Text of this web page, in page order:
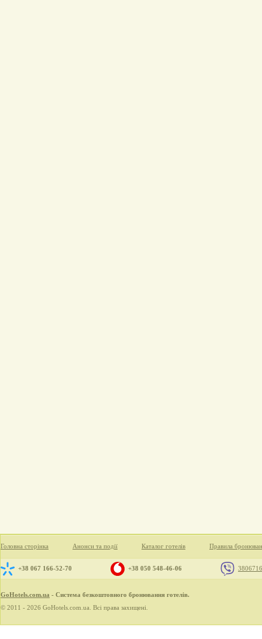
Головна сторінка Анонси та події Каталог готелів Правила
+38 067 166-52-70 +38 050 548-46-06
GoHotels.com.ua - Система безкоштовного бронювання готелів.
© 2011 - 2026 GoHotels.com.ua. Всі права захищені.